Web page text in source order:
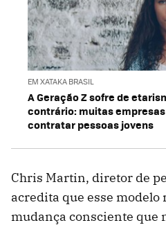
EM XATAKA BRASIL
A Geração Z sofre de
contrário: muitas
contratar pessoas jovens
Chris Martin, diretor de
acredita que esse modelo
mudança consciente que